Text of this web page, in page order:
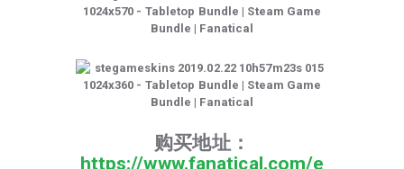
购买地址：
https://www.fanatical.com/e